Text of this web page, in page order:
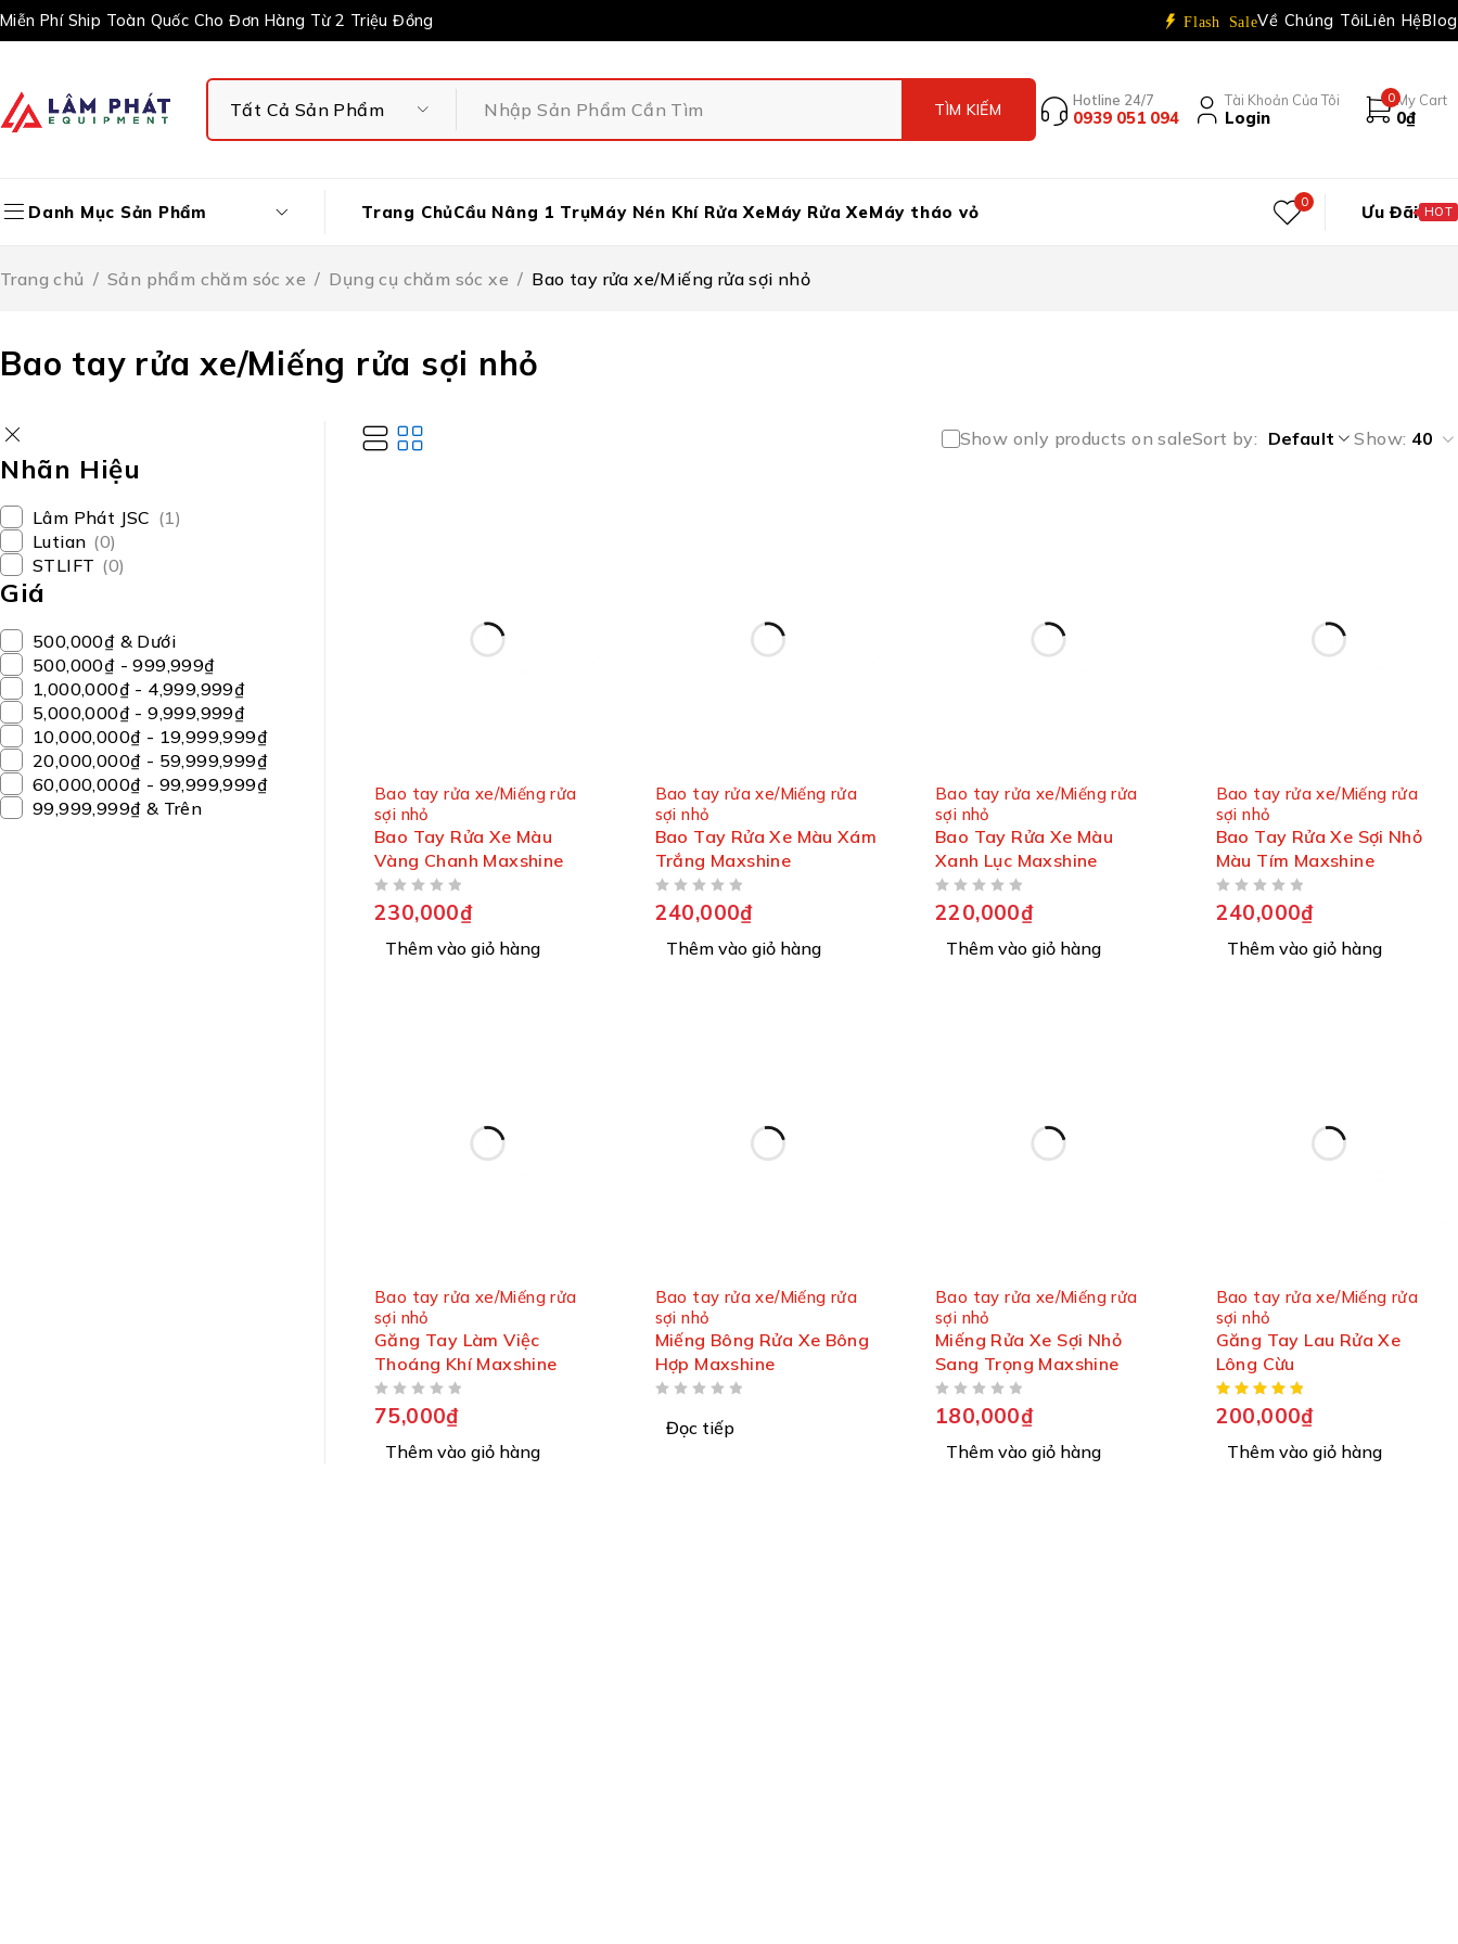
Miễn Phí Ship Toàn Quốc Cho Đơn Hàng Từ 2 Triệu Đồng Flash SaleVề Chúng TôiLiên HệBlog
Hotline 24/7
0939 051 094
Tài Khoản Của Tôi
Login
0 My Cart
0₫
Danh Mục Sản Phẩm Trang ChủCầu Nâng 1 TrụMáy Nén Khí Rửa XeMáy Rửa XeMáy tháo vỏ 0 Ưu Đãi HOT
Bao tay rửa xe/Miếng rửa sợi nhỏ
Trang chủ / Sản phẩm chăm sóc xe / Dụng cụ chăm sóc xe / Bao tay rửa xe/Miếng rửa sợi nhỏ
Nhãn Hiệu
Lâm Phát JSC (1)
Lutian (0)
STLIFT (0)
Giá
500,000₫ & Dưới
500,000₫ - 999,999₫
1,000,000₫ - 4,999,999₫
5,000,000₫ - 9,999,999₫
10,000,000₫ - 19,999,999₫
20,000,000₫ - 59,999,999₫
60,000,000₫ - 99,999,999₫
99,999,999₫ & Trên
Show only products on saleSort by Default Show: 40
Bao tay rửa xe/Miếng rửa
sợi nhỏ
Bao Tay Rửa Xe Màu
Vàng Chanh Maxshine
230,000₫
Thêm vào giỏ hàng
Bao tay rửa xe/Miếng rửa
sợi nhỏ
Bao Tay Rửa Xe Màu Xám
Trắng Maxshine
240,000₫
Thêm vào giỏ hàng
Bao tay rửa xe/Miếng rửa
sợi nhỏ
Bao Tay Rửa Xe Màu
Xanh Lục Maxshine
220,000₫
Thêm vào giỏ hàng
Bao tay rửa xe/Miếng rửa
sợi nhỏ
Bao Tay Rửa Xe Sợi Nhỏ
Màu Tím Maxshine
240,000₫
Thêm vào giỏ hàng
Bao tay rửa xe/Miếng rửa
sợi nhỏ
Găng Tay Làm Việc
Thoáng Khí Maxshine
75,000₫
Thêm vào giỏ hàng
Bao tay rửa xe/Miếng rửa
sợi nhỏ
Miếng Bông Rửa Xe Bông
Hợp Maxshine
Đọc tiếp
Bao tay rửa xe/Miếng rửa
sợi nhỏ
Miếng Rửa Xe Sợi Nhỏ
Sang Trọng Maxshine
180,000₫
Thêm vào giỏ hàng
Bao tay rửa xe/Miếng rửa
sợi nhỏ
Găng Tay Lau Rửa Xe
Lông Cừu
200,000₫
Thêm vào giỏ hàng